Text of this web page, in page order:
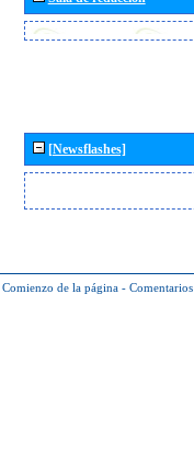
[Newsflashes]
Comienzo de la página - Comentarios